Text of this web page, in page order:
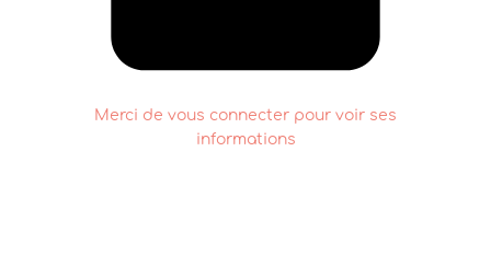
Merci de vous connecter pour voir ses
informations